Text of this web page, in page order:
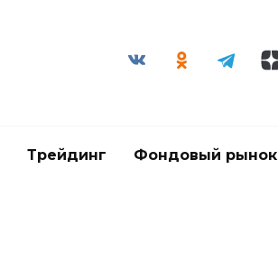
Трейдинг Фондовый рынок